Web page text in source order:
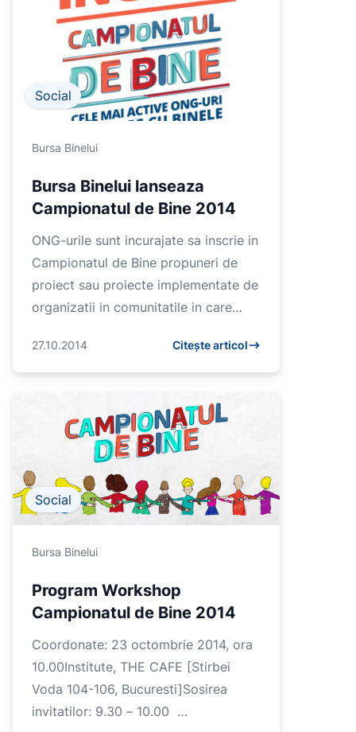
Social
Bursa Binelui
Bursa Binelui lanseaza
Campionatul de Bine 2014
ONG-urile sunt incurajate sa inscrie in
Campionatul de Bine propuneri de
proiect sau proiecte implementate de
organizatii in comunitatile in care
anumita categorie de be...
27.10.2014 Citește articol
Social
Bursa Binelui
Program Workshop
Campionatul de Bine 2014
Coordonate: 23 octombrie 2014, ora
10.00Institute, THE CAFE [Stirbei
Voda 104-106, Bucuresti]Sosirea
invitatilor: 9.30 – 10.00